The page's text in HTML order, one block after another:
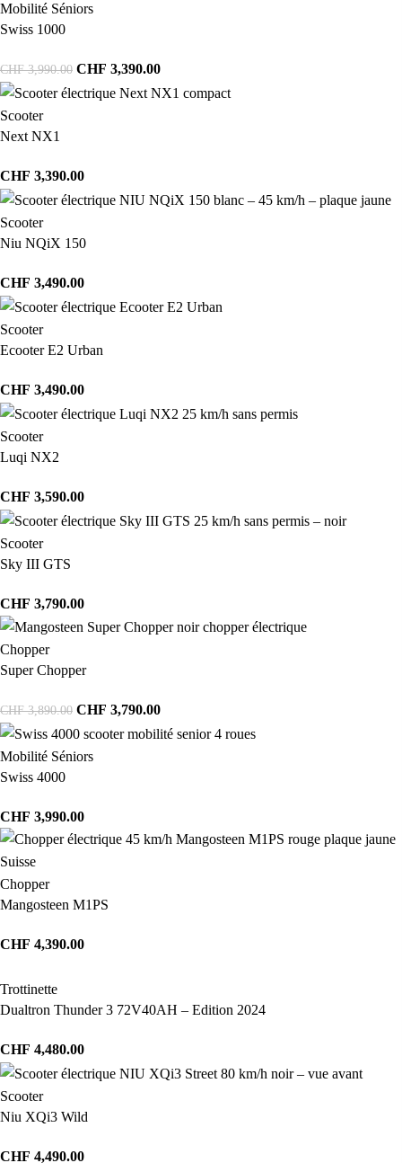
Mobilité Séniors
Swiss 1000
CHF3,990.00 CHF 3,390.00
Scooter
Next NX1
CHF 3,390.00
Scooter
Niu NQiX 150
CHF 3,490.00
Scooter
Ecooter E2 Urban
CHF 3,490.00
Scooter
Luqi NX2
CHF 3,590.00
Scooter
Sky III GTS
CHF 3,790.00
Chopper
Super Chopper
CHF3,890.00 CHF 3,790.00
Mobilité Séniors
Swiss 4000
CHF 3,990.00
Chopper
Mangosteen M1PS
CHF 4,390.00
Trottinette
Dualtron Thunder 3 72V40AH – Edition 2024
CHF 4,480.00
Scooter
Niu XQi3 Wild
CHF 4,490.00